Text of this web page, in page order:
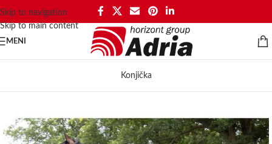
Skip to navigation
Skip to main content
MENI
Konjička